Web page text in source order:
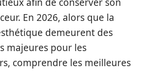
En 2026, alors que la
demeurent des
majeures pour les
comprendre les meilleures